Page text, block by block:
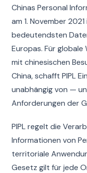
Chinas Personal
am 1. November
bedeutendsten
Europas. Für
mit chinesischen
China, schafft PIPL
unabhängig von —
Anforderungen der
PIPL regelt die
Informationen von
territoriale
Gesetz gilt für jede